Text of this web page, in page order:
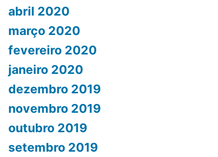
abril 2020
março 2020
fevereiro 2020
janeiro 2020
dezembro 2019
novembro 2019
outubro 2019
setembro 2019